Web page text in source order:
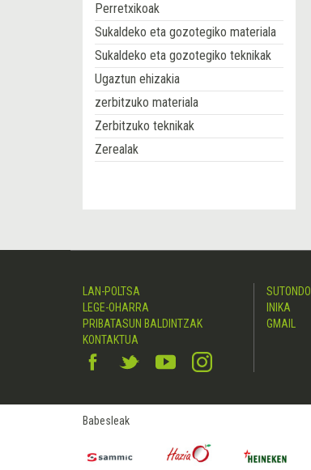
Perretxikoak
Sukaldeko eta gozotegiko materiala
Sukaldeko eta gozotegiko teknikak
Ugaztun ehizakia
zerbitzuko materiala
Zerbitzuko teknikak
Zerealak
LAN-POLTSA
LEGE-OHARRA
PRIBATASUN BALDINTZAK
KONTAKTUA
SUTONDO
INIKA
GMAIL
Babesleak